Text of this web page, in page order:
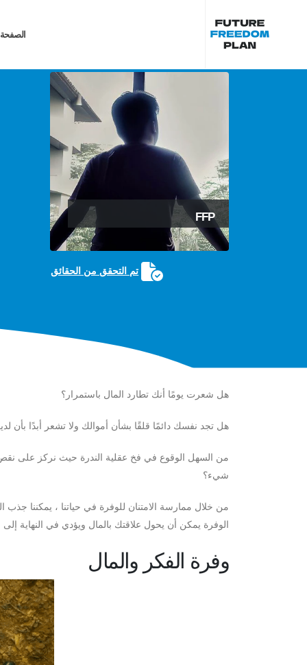
FFP
تم التحقق من الحقائق
هل شعرت يومًا أنك تطارد المال باستمرار؟
هل تجد نفسك دائمًا قلقًا بشأن أموالك ولا تشعر أبدًا بأن
من السهل الوقوع في فخ عقلية الندرة حيث نركز على نقص
شيء؟
من خلال ممارسة الامتنان للوفرة في حياتنا ، يمكننا
الوفرة يمكن أن يحول علاقتك بالمال ويؤدي في النهاية إلى
وفرة الفكر والمال